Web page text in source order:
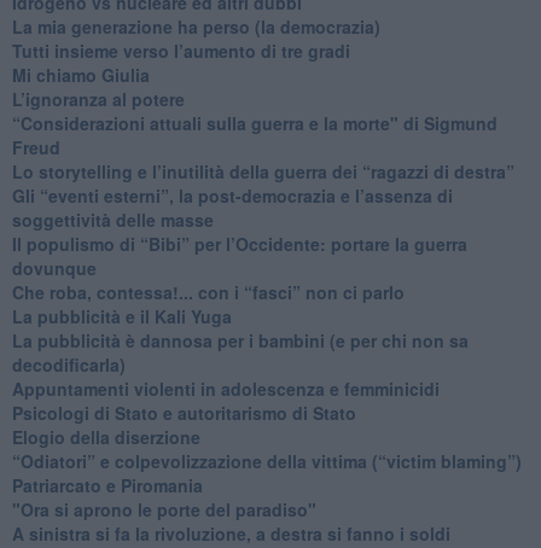
​La mia generazione ha perso (la democrazia)
​Tutti insieme verso l’aumento di tre gradi
Mi chiamo Giulia
L’ignoranza al potere
​“Considerazioni attuali sulla guerra e la morte" di Sigmund
Freud
​Lo storytelling e l’inutilità della guerra dei “ragazzi di destra”
​Gli “eventi esterni”, la post-democrazia e l’assenza di
soggettività delle masse
​Il populismo di “Bibi” per l’Occidente: portare la guerra
dovunque
​Che roba, contessa!... con i “fasci” non ci parlo
La pubblicità e il Kali Yuga
​La pubblicità è dannosa per i bambini (e per chi non sa
decodificarla)
​Appuntamenti violenti in adolescenza e femminicidi
​Psicologi di Stato e autoritarismo di Stato
Elogio della diserzione
“Odiatori” e colpevolizzazione della vittima (“victim blaming”)
​Patriarcato e Piromania
"Ora si aprono le porte del paradiso"
​A sinistra si fa la rivoluzione, a destra si fanno i soldi